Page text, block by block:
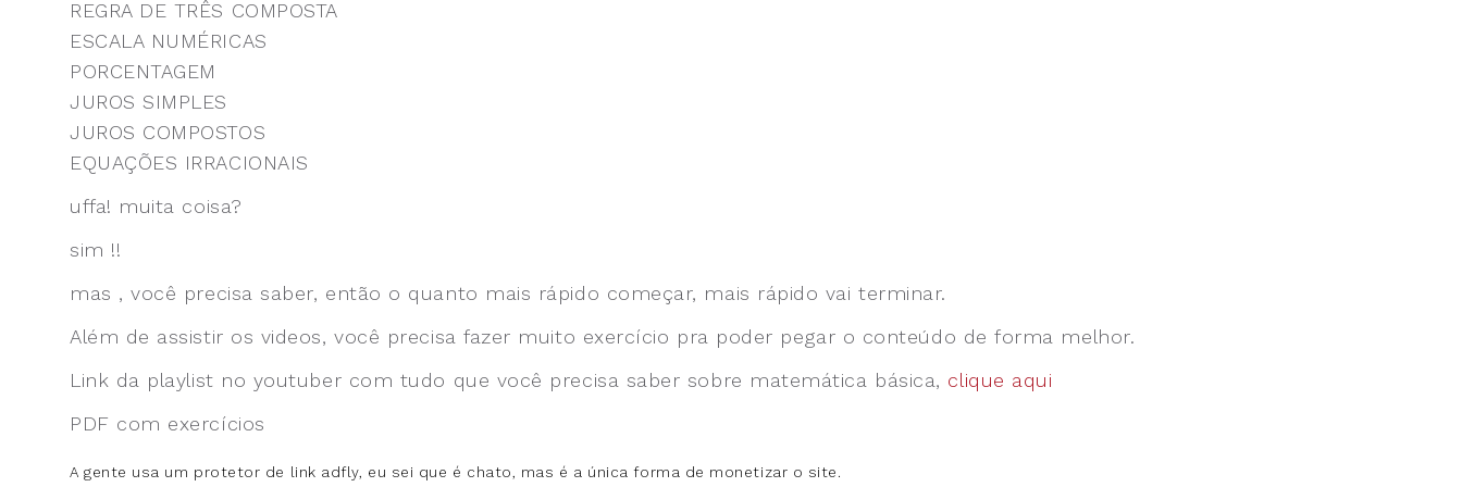
REGRA DE TRÊS COMPOSTA
ESCALA NUMÉRICAS
PORCENTAGEM
JUROS SIMPLES
JUROS COMPOSTOS
EQUAÇÕES IRRACIONAIS
uffa! muita coisa?
sim !!
mas , você precisa saber, então o quanto mais rápido começar, mais rápido vai terminar.
Além de assistir os videos, você precisa fazer muito exercício pra poder pegar o conteúdo de forma melhor.
Link da playlist no youtuber com tudo que você precisa saber sobre matemática básica, clique aqui
PDF com exercícios
A gente usa um protetor de link adfly, eu sei que é chato, mas é a única forma de monetizar o site.